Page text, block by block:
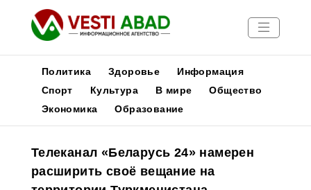
Новости
Медиа
Афиша
Политика Здоровье
Информация
Спорт
Культура В мире
Общество
Экономика
Образование
Телеканал «Беларусь 24» намерен
расширить своё вещание на